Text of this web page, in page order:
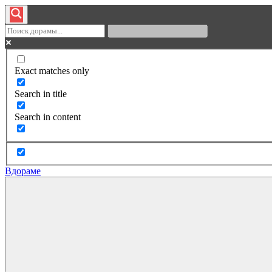
Exact matches only
Search in title
Search in content
Вдораме